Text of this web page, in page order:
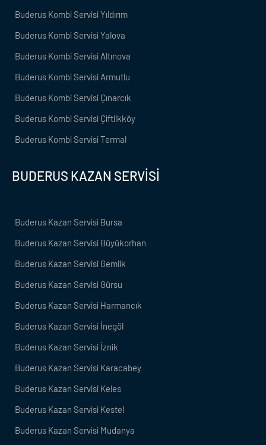
Buderus Kombi Servisi Yıldırım
Buderus Kombi Servisi Yalova
Buderus Kombi Servisi Altınova
Buderus Kombi Servisi Armutlu
Buderus Kombi Servisi Çınarcık
Buderus Kombi Servisi Çiftlikköy
Buderus Kombi Servisi Termal
BUDERUS KAZAN SERVİSİ
Buderus Kazan Servisi Bursa
Buderus Kazan Servisi Büyükorhan
Buderus Kazan Servisi Gemlik
Buderus Kazan Servisi Gürsu
Buderus Kazan Servisi Harmancık
Buderus Kazan Servisi İnegöl
Buderus Kazan Servisi İznik
Buderus Kazan Servisi Karacabey
Buderus Kazan Servisi Keles
Buderus Kazan Servisi Kestel
Buderus Kazan Servisi Mudanya